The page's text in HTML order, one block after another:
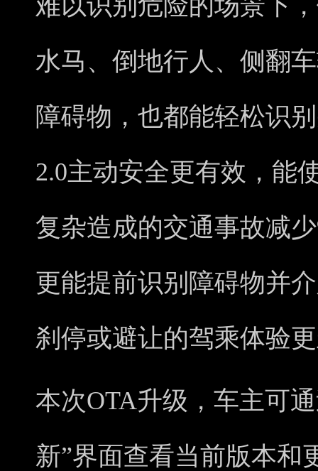
难以识别危险的场景下
水马、倒地行人、侧翻
障碍物，也都能轻松识
2.0主动安全更有效，能
复杂造成的交通事故减
更能提前识别障碍物并
刹停或避让的驾乘体验
本次OTA升级，车主可
新”界面查看当前版本和